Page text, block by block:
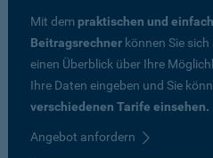
Mit dem praktischen und
Beitragsrechner können Sie
einen Überblick über Ihre
Ihre Daten eingeben und Sie
verschiedenen Tarife einsehen.
Angebot anfordern